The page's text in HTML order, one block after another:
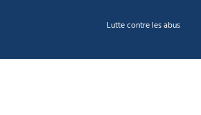
Lutte contre les abus